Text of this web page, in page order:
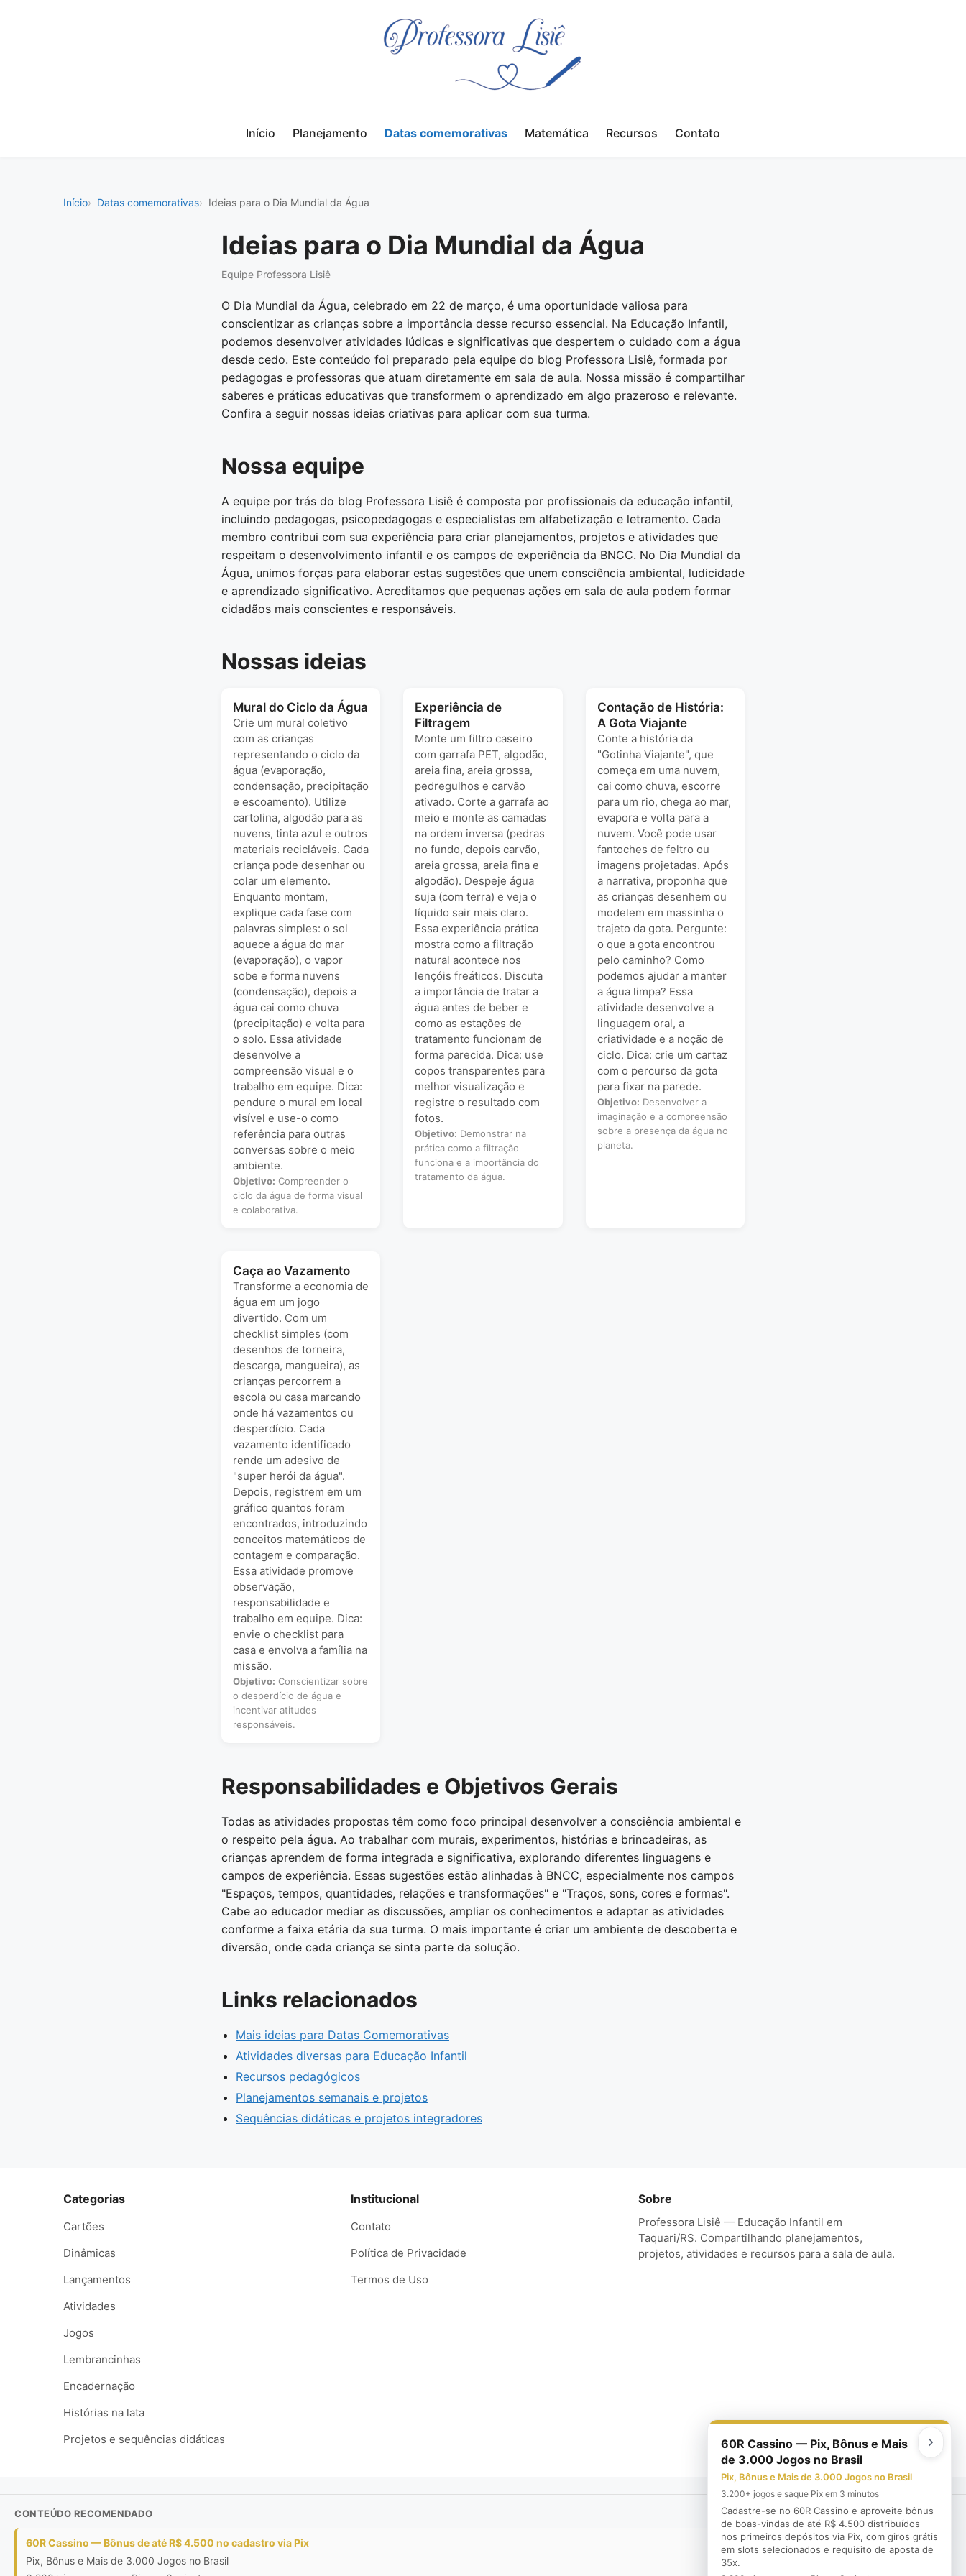
Início Planejamento Datas comemorativas Matemática Recursos Contato
Início Datas comemorativas Ideias para o Dia Mundial da Água
Ideias para o Dia Mundial da Água
Equipe Professora Lisiê
O Dia Mundial da Água, celebrado em 22 de março, é uma oportunidade valiosa para
conscientizar as crianças sobre a importância desse recurso essencial. Na Educação Infantil,
podemos desenvolver atividades lúdicas e significativas que despertem o cuidado com a água
desde cedo. Este conteúdo foi preparado pela equipe do blog Professora Lisiê, formada por
pedagogas e professoras que atuam diretamente em sala de aula. Nossa missão é compartilhar
saberes e práticas educativas que transformem o aprendizado em algo prazeroso e relevante.
Confira a seguir nossas ideias criativas para aplicar com sua turma.
Nossa equipe
A equipe por trás do blog Professora Lisiê é composta por profissionais da educação infantil,
incluindo pedagogas, psicopedagogas e especialistas em alfabetização e letramento. Cada
membro contribui com sua experiência para criar planejamentos, projetos e atividades que
respeitam o desenvolvimento infantil e os campos de experiência da BNCC. No Dia Mundial da
Água, unimos forças para elaborar estas sugestões que unem consciência ambiental, ludicidade
e aprendizado significativo. Acreditamos que pequenas ações em sala de aula podem formar
cidadãos mais conscientes e responsáveis.
Nossas ideias
Mural do Ciclo da Água
Crie um mural coletivo
com as crianças
representando o ciclo da
água (evaporação,
condensação, precipitação
e escoamento). Utilize
cartolina, algodão para as
nuvens, tinta azul e outros
materiais recicláveis. Cada
criança pode desenhar ou
colar um elemento.
Enquanto montam,
explique cada fase com
palavras simples: o sol
aquece a água do mar
(evaporação), o vapor
sobe e forma nuvens
(condensação), depois a
água cai como chuva
(precipitação) e volta para
o solo. Essa atividade
desenvolve a
compreensão visual e o
trabalho em equipe. Dica:
pendure o mural em local
visível e use-o como
referência para outras
conversas sobre o meio
ambiente.
Objetivo: Compreender o
ciclo da água de forma visual
e colaborativa.
Experiência de
Filtragem
Monte um filtro caseiro
com garrafa PET, algodão,
areia fina, areia grossa,
pedregulhos e carvão
ativado. Corte a garrafa ao
meio e monte as camadas
na ordem inversa (pedras
no fundo, depois carvão,
areia grossa, areia fina e
algodão). Despeje água
suja (com terra) e veja o
líquido sair mais claro.
Essa experiência prática
mostra como a filtração
natural acontece nos
lençóis freáticos. Discuta
a importância de tratar a
água antes de beber e
como as estações de
tratamento funcionam de
forma parecida. Dica: use
copos transparentes para
melhor visualização e
registre o resultado com
fotos.
Objetivo: Demonstrar na
prática como a filtração
funciona e a importância do
tratamento da água.
Contação de História:
A Gota Viajante
Conte a história da
"Gotinha Viajante", que
começa em uma nuvem,
cai como chuva, escorre
para um rio, chega ao mar,
evapora e volta para a
nuvem. Você pode usar
fantoches de feltro ou
imagens projetadas. Após
a narrativa, proponha que
as crianças desenhem ou
modelem em massinha o
trajeto da gota. Pergunte:
o que a gota encontrou
pelo caminho? Como
podemos ajudar a manter
a água limpa? Essa
atividade desenvolve a
linguagem oral, a
criatividade e a noção de
ciclo. Dica: crie um cartaz
com o percurso da gota
para fixar na parede.
Objetivo: Desenvolver a
imaginação e a compreensão
sobre a presença da água no
planeta.
Caça ao Vazamento
Transforme a economia de
água em um jogo
divertido. Com um
checklist simples (com
desenhos de torneira,
descarga, mangueira), as
crianças percorrem a
escola ou casa marcando
onde há vazamentos ou
desperdício. Cada
vazamento identificado
rende um adesivo de
"super herói da água".
Depois, registrem em um
gráfico quantos foram
encontrados, introduzindo
conceitos matemáticos de
contagem e comparação.
Essa atividade promove
observação,
responsabilidade e
trabalho em equipe. Dica:
envie o checklist para
casa e envolva a família na
missão.
Objetivo: Conscientizar sobre
o desperdício de água e
incentivar atitudes
responsáveis.
Responsabilidades e Objetivos Gerais
Todas as atividades propostas têm como foco principal desenvolver a consciência ambiental e
o respeito pela água. Ao trabalhar com murais, experimentos, histórias e brincadeiras, as
crianças aprendem de forma integrada e significativa, explorando diferentes linguagens e
campos de experiência. Essas sugestões estão alinhadas à BNCC, especialmente nos campos
"Espaços, tempos, quantidades, relações e transformações" e "Traços, sons, cores e formas".
Cabe ao educador mediar as discussões, ampliar os conhecimentos e adaptar as atividades
conforme a faixa etária da sua turma. O mais importante é criar um ambiente de descoberta e
diversão, onde cada criança se sinta parte da solução.
Links relacionados
Mais ideias para Datas Comemorativas
Atividades diversas para Educação Infantil
Recursos pedagógicos
Planejamentos semanais e projetos
Sequências didáticas e projetos integradores
Categorias
Cartões
Dinâmicas
Lançamentos
Atividades
Jogos
Lembrancinhas
Encadernação
Histórias na lata
Projetos e sequências didáticas
Institucional
Contato
Política de Privacidade
Termos de Uso
Sobre
Professora Lisiê — Educação Infantil em
Taquari/RS. Compartilhando planejamentos,
projetos, atividades e recursos para a sala de aula.
CONTEÚDO RECOMENDADO
60R Cassino — Bônus de até R$ 4.500 no cadastro via Pix
Pix, Bônus e Mais de 3.000 Jogos no Brasil
60R Cassino — Pix, Bônus e Mais
de 3.000 Jogos no Brasil
Pix, Bônus e Mais de 3.000 Jogos no Brasil
3.200+ jogos e saque Pix em 3 minutos
Cadastre-se no 60R Cassino e aproveite bônus
de boas-vindas de até R$ 4.500 distribuídos
nos primeiros depósitos via Pix, com giros grátis
em slots selecionados e requisito de aposta de
35x.